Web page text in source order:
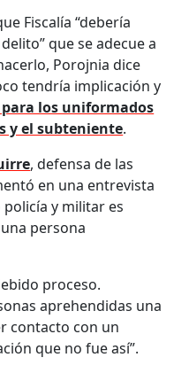
Fiscalía “debería
que se adecue a
Porojnia dice
tendría implicación y
los uniformados
y el subteniente.
, defensa de las
en una entrevista
y militar es
persona
proceso.
aprehendidas una
contacto con un
que no fue así”.